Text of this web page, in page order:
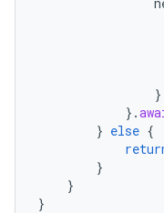
}
}.
} else {
}
}
}